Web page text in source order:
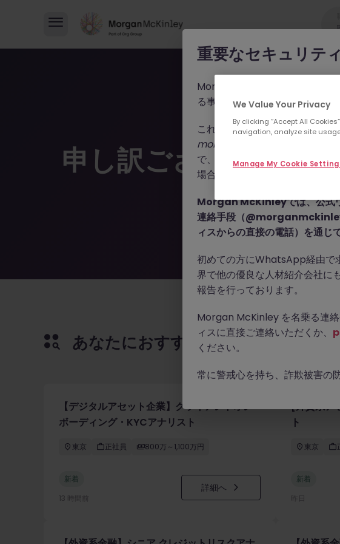
申し訳ございません
お探しの求人
あなたにおすすめの求人
【デジタルアセット企業】クライアントオン
ボーディング・KYCアナリスト
東京 正社員 800万～1,100万円
新着
13 時間前
詳細へ
[外資系ア
ト
東京
新着
昨日
重要なセキュリテ
Morgan McKinleyのブランドや
る事例が報告されています。
これらの詐欺行為では偽のウェ
morganmckinleyhire.com
）
で、WhatsApp などのメッセー
場合によっては前払い金を請求
Morgan McKinleyでは、公式
連絡手段（
ィスからの直接の電話）を通じ
初めての方にWhatsApp経由で
界で他の優良な人材紹介会社に
報告を行っております。
Morgan McKinley を名乗る連
ィスに直接ご連絡いただくか、
ください。
常に警戒心を持ち、詐欺被害の
We Value Your Privacy
By clicking “Accept All
navigation, analyze site
Manage My Cookie